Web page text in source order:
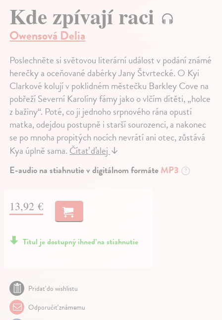
Kde zpívají raci
Owensová Delia
Poslechněte si světovou literární událost v podání známé
herečky a oceňované dabérky Jany Štvrtecké. O Kyi
Clarkové kolují v poklidném městečku Barkley Cove na
pobřeží Severní Karolíny fámy jako o vlčím dítěti, „holce
z bažiny“. Poté, co ji jednoho srpnového rána opustí
matka, odejdou postupně i starší sourozenci, a nakonec
se po mnoha propitých nocích nevrátí ani otec, zůstává
Kya úplně sama.Čítať ďalej↓
E-audio na stiahnutie v digitálnom formáteMP3 ?
13,92 €
Titul je dostupný ihneď na stiahnutie
Pridať do wishlistu
Odporučiť známemu